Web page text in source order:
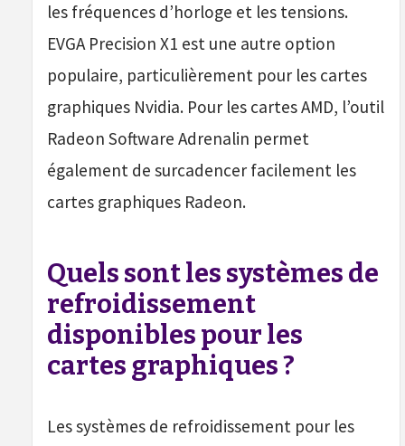
les fréquences d’horloge et les tensions.
EVGA Precision X1 est une autre option
populaire, particulièrement pour les cartes
graphiques Nvidia. Pour les cartes AMD, l’outil
Radeon Software Adrenalin permet
également de surcadencer facilement les
cartes graphiques Radeon.
Quels sont les systèmes de
refroidissement
disponibles pour les
cartes graphiques ?
Les systèmes de refroidissement pour les